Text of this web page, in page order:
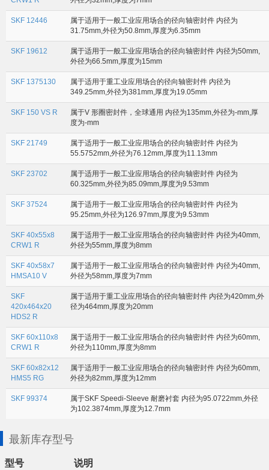
SKF 12446
属于适用于一般工业应用场合的径向轴密封件 内径为
31.75mm,外径为50.8mm,厚度为6.35mm
SKF 19612
属于适用于一般工业应用场合的径向轴密封件 内径为50mm,
外径为66.5mm,厚度为15mm
SKF 1375130
属于适用于重工业应用场合的径向轴密封件 内径为
349.25mm,外径为381mm,厚度为19.05mm
SKF 150 VS R
属于V 形圈密封件，全球通用 内径为135mm,外径为-mm,厚
度为-mm
SKF 21749
属于适用于一般工业应用场合的径向轴密封件 内径为
55.5752mm,外径为76.12mm,厚度为11.13mm
SKF 23702
属于适用于一般工业应用场合的径向轴密封件 内径为
60.325mm,外径为85.09mm,厚度为9.53mm
SKF 37524
属于适用于一般工业应用场合的径向轴密封件 内径为
95.25mm,外径为126.97mm,厚度为9.53mm
SKF 40x55x8
CRW1 R
属于适用于一般工业应用场合的径向轴密封件 内径为40mm,
外径为55mm,厚度为8mm
SKF 40x58x7
HMSA10 V
属于适用于一般工业应用场合的径向轴密封件 内径为40mm,
外径为58mm,厚度为7mm
SKF
420x464x20
HDS2 R
属于适用于重工业应用场合的径向轴密封件 内径为420mm,外
径为464mm,厚度为20mm
SKF 60x110x8
CRW1 R
属于适用于一般工业应用场合的径向轴密封件 内径为60mm,
外径为110mm,厚度为8mm
SKF 60x82x12
HMS5 RG
属于适用于一般工业应用场合的径向轴密封件 内径为60mm,
外径为82mm,厚度为12mm
SKF 99374
属于SKF Speedi-Sleeve 耐磨衬套 内径为95.0722mm,外径
为102.3874mm,厚度为12.7mm
最新库存型号
型号 说明